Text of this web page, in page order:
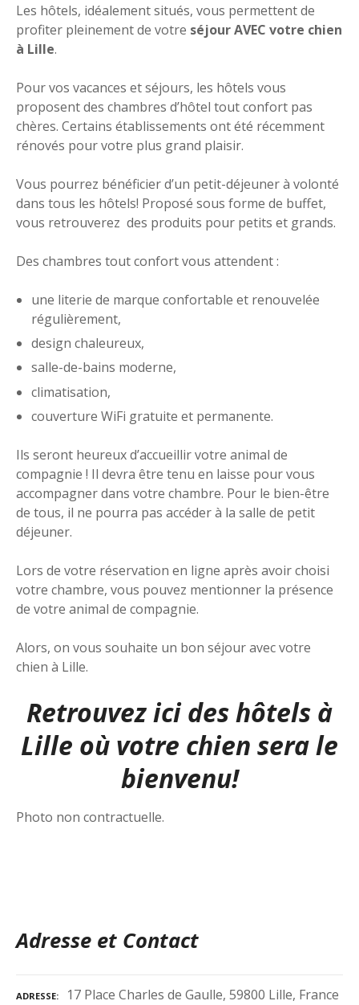
Les hôtels, idéalement situés, vous permettent de
profiter pleinement de votre séjour AVEC votre chien
à Lille.
Pour vos vacances et séjours, les hôtels vous
proposent des chambres d’hôtel tout confort pas
chères. Certains établissements ont été récemment
rénovés pour votre plus grand plaisir.
Vous pourrez bénéficier d’un petit-déjeuner à volonté
dans tous les hôtels! Proposé sous forme de buffet,
vous retrouverez des produits pour petits et grands.
Des chambres tout confort vous attendent :
une literie de marque confortable et renouvelée
régulièrement,
design chaleureux,
salle-de-bains moderne,
climatisation,
couverture WiFi gratuite et permanente.
Ils seront heureux d’accueillir votre animal de
compagnie ! Il devra être tenu en laisse pour vous
accompagner dans votre chambre. Pour le bien-être
de tous, il ne pourra pas accéder à la salle de petit
déjeuner.
Lors de votre réservation en ligne après avoir choisi
votre chambre, vous pouvez mentionner la présence
de votre animal de compagnie.
Alors, on vous souhaite un bon séjour avec votre
chien à Lille.
Retrouvez ici des hôtels à
Lille où votre chien sera le
bienvenu!
Photo non contractuelle.
Adresse et Contact
ADRESSE 17 Place Charles de Gaulle, 59800 Lille, France